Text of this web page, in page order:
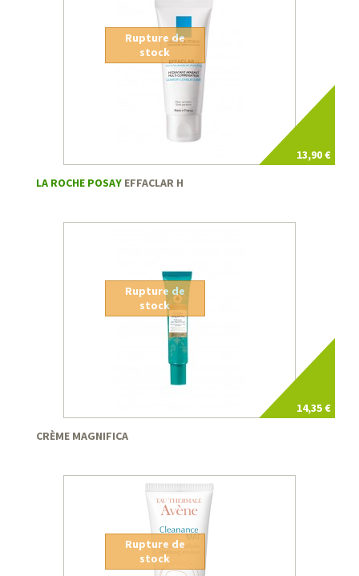
13,90 €
Rupture de
stock
LA ROCHE POSAY EFFACLAR H
14,35 €
Rupture de
stock
CRÈME MAGNIFICA
Rupture de
stock